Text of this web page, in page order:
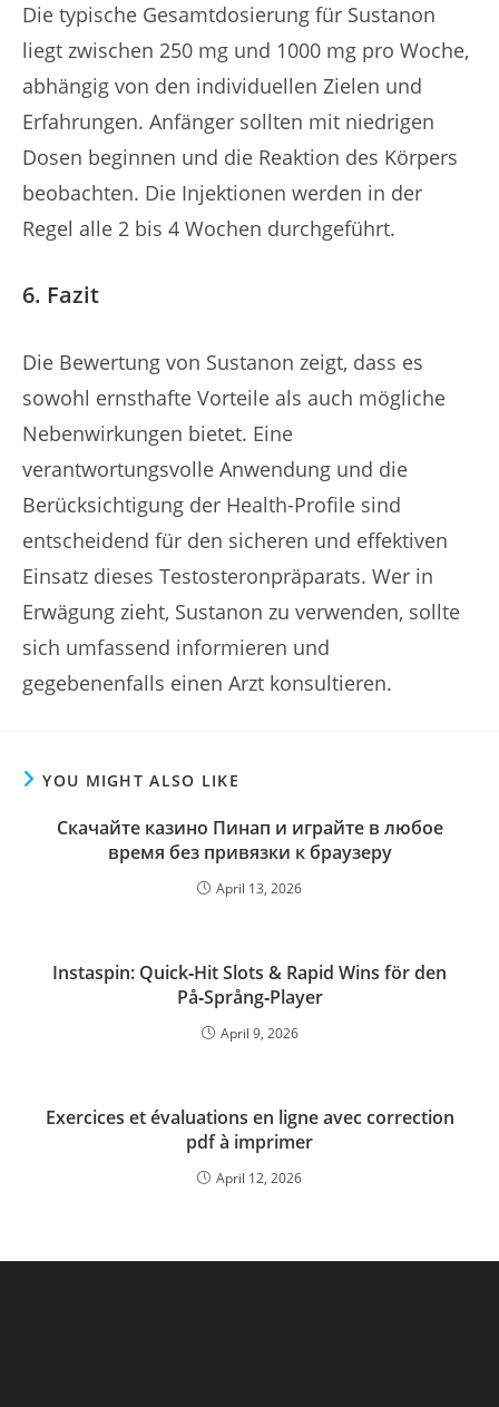
Die typische Gesamtdosierung für Sustanon
liegt zwischen 250 mg und 1000 mg pro Woche,
abhängig von den individuellen Zielen und
Erfahrungen. Anfänger sollten mit niedrigen
Dosen beginnen und die Reaktion des Körpers
beobachten. Die Injektionen werden in der
Regel alle 2 bis 4 Wochen durchgeführt.
6. Fazit
Die Bewertung von Sustanon zeigt, dass es
sowohl ernsthafte Vorteile als auch mögliche
Nebenwirkungen bietet. Eine
verantwortungsvolle Anwendung und die
Berücksichtigung der Health-Profile sind
entscheidend für den sicheren und effektiven
Einsatz dieses Testosteronpräparats. Wer in
Erwägung zieht, Sustanon zu verwenden, sollte
sich umfassend informieren und
gegebenenfalls einen Arzt konsultieren.
YOU MIGHT ALSO LIKE
Скачайте казино Пинап и играйте в любое
время без привязки к браузеру
April 13, 2026
Instaspin: Quick‑Hit Slots & Rapid Wins för den
På‑Språng‑Player
April 9, 2026
Exercices et évaluations en ligne avec correction
pdf à imprimer
April 12, 2026